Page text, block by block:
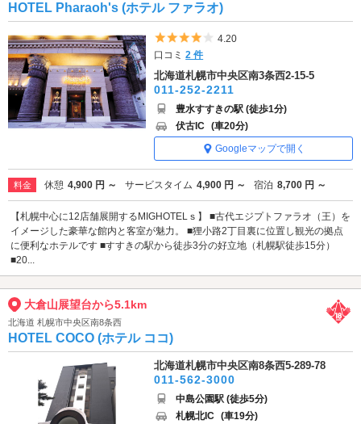
HOTEL Pharaoh's (ホテル ファラオ)
5つ星のうち4
4.20
口コミ2 件
北海道札幌市中央区南3条西2-15-5
011-252-2211
豊水すすきの駅 (徒歩1分)
伏古IC (車20分)
Googleマップで開く
料金 休憩 4,900 円 ～ サービスタイム 4,900 円 ～ 宿泊 8,700 円 ～
【札幌中心に12店舗展開するMIGHOTELｓ】 ■古代エジプトファラオ（王）を
イメージした豪華な館内と客室が魅力。 ■狸小路2丁目裏に位置し観光の拠点
に便利なホテルです ■すすきの駅から徒歩3分の好立地（札幌駅徒歩15分）
■20...
大倉山展望台から5.1km
北海道 札幌市中央区南8条西
HOTEL COCO (ホテル ココ)
北海道札幌市中央区南8条西5-289-78
011-562-3000
中島公園駅 (徒歩5分)
札幌北IC (車19分)